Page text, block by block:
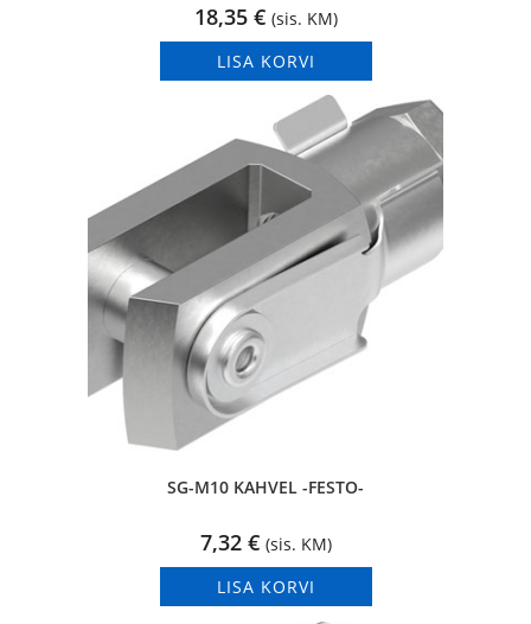
18,35 € (sis. KM)
LISA KORVI
SG-M10 KAHVEL -FESTO-
7,32 € (sis. KM)
LISA KORVI